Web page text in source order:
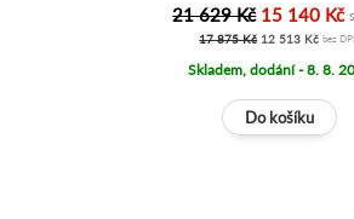
21 629 Kč 15 140 Kč
17 875 Kč 12 513 Kčbez
Skladem, dodání - 8. 8.